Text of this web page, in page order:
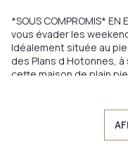
*SOUS COMPROMIS*
vous évader les
Idéalement située au
des Plans d Hotonnes,
cette maison de plain
VOUS ALLEZ AIMER :
aménageable grâce
en l'état, gros oeuvre